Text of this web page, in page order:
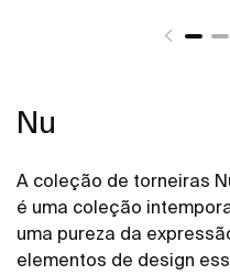
Nu
A coleção de torneiras
é uma coleção
uma pureza da
elementos de design